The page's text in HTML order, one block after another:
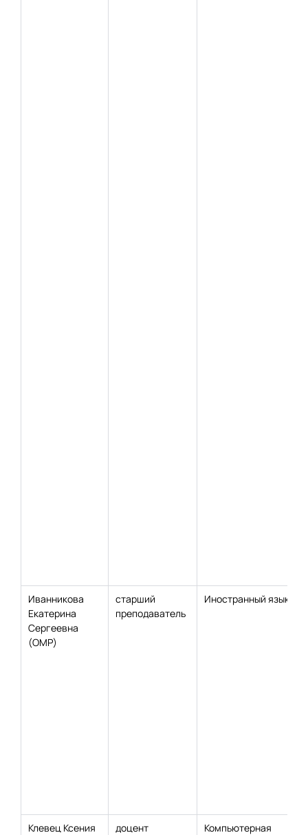
Иванникова
Екатерина
Сергеевна
(ОМР)
старший
преподаватель
Иностранный язык
Клевец Ксения
доцент
Компьютерная